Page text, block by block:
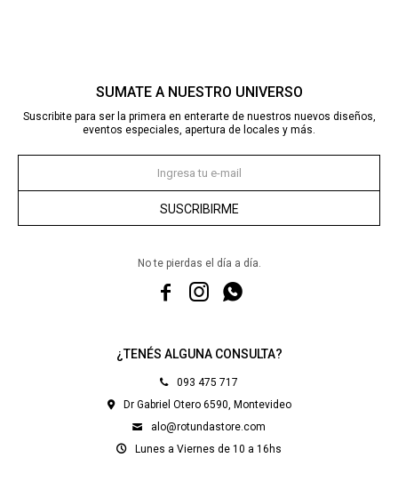
¿TENÉS ALGUNA CONSULTA?
093 475 717
Dr Gabriel Otero 6590, Montevideo
alo@rotundastore.com
Lunes a Viernes de 10 a 16hs
SUMATE A NUESTRO UNIVERSO
Suscribite para ser la primera en enterarte de nuestros nuevos diseños,
eventos especiales, apertura de locales y más.
SUSCRIBIRME
No te pierdas el día a día.
  